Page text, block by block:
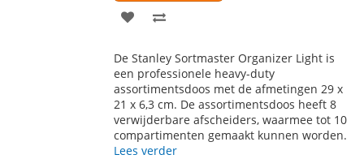
VOEG
AAN
VERLANGLIJST
TE
VERGELIJKEN
De Stanley Sortmaster Organizer Light is
een professionele heavy-duty
assortimentsdoos met de afmetingen 29 x
21 x 6,3 cm. De assortimentsdoos heeft 8
verwijderbare afscheiders, waarmee tot 10
compartimenten gemaakt kunnen worden.
Lees verder